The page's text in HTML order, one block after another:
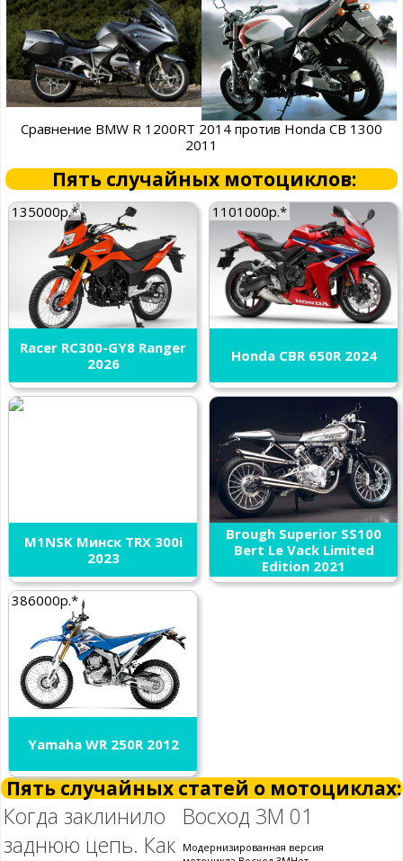
Сравнение BMW R 1200RT 2014 против Honda CB 1300
2011
Пять случайных мотоциклов:
135000р.*
Racer RC300-GY8 Ranger
2026
1101000р.*
Honda CBR 650R 2024
M1NSK Минск TRX 300i
2023
Brough Superior SS100
Bert Le Vack Limited
Edition 2021
386000р.*
Yamaha WR 250R 2012
Пять случайных статей о мотоциклах:
Когда заклинило
заднюю цепь. Как
Восход 3М 01
Модернизированная версия